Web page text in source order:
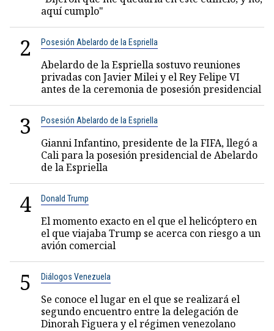
aquí cumplo"
2 Posesión Abelardo de la Espriella
Abelardo de la Espriella sostuvo reuniones
privadas con Javier Milei y el Rey Felipe VI
antes de la ceremonia de posesión presidencial
3 Posesión Abelardo de la Espriella
Gianni Infantino, presidente de la FIFA, llegó a
Cali para la posesión presidencial de Abelardo
de la Espriella
4 Donald Trump
El momento exacto en el que el helicóptero en
el que viajaba Trump se acerca con riesgo a un
avión comercial
5 Diálogos Venezuela
Se conoce el lugar en el que se realizará el
segundo encuentro entre la delegación de
Dinorah Figuera y el régimen venezolano